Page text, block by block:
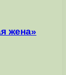
жена»